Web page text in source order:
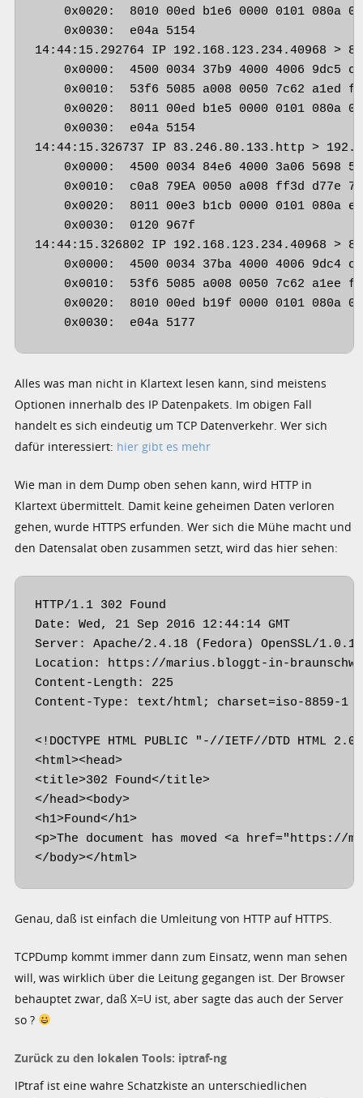
0x0020:  8010 00ed b1e6 0000 0101
0x0030:  e04a 5154
14:44:15.292764 IP 192.168.123.234.40968
0x0000:  4500 0034 37b9 4000 4006 9dc5
0x0010:  53f6 5085 a008 0050 7c62 a1ed
0x0020:  8011 00ed b1e5 0000 0101
0x0030:  e04a 5154
14:44:15.326737 IP 83.246.80.133.http >
0x0000:  4500 0034 84e6 4000 3a06 5698
0x0010:  c0a8 79EA 0050 a008 ff3d d77e
0x0020:  8011 00e3 b1cb 0000 0101
0x0030:  0120 967f
14:44:15.326802 IP 192.168.123.234.40968
0x0000:  4500 0034 37ba 4000 4006 9dc4
0x0010:  53f6 5085 a008 0050 7c62
0x0020:  8010 00ed b19f 0000 0101
0x0030:  e04a 5177
Alles was man nicht in Klartext lesen kann, sind meistens
Optionen innerhalb des IP Datenpakets. Im obigen Fall
handelt es sich eindeutig um TCP Datenverkehr. Wer sich
dafür interessiert: hier gibt es mehr
Wie man in dem Dump oben sehen kann, wird HTTP in
Klartext übermittelt. Damit keine geheimen Daten verloren
gehen, wurde HTTPS erfunden. Wer sich die Mühe macht und
den Datensalat oben zusammen setzt, wird das hier sehen:
HTTP/1.1 302 Found
Date: Wed, 21 Sep 2016 12:44:14 GMT
Server: Apache/2.4.18 (Fedora) OpenSSL/
Location: https://marius.bloggt-in-
Content-Length: 225
Content-Type: text/html; charset=iso-8859-1
<!DOCTYPE HTML PUBLIC "-//IETF//DTD HTML
<html><head>
<title>302 Found</title>
</head><body>
<h1>Found</h1>
<p>The document has moved <a href="https://
</body></html>
Genau, daß ist einfach die Umleitung von HTTP auf HTTPS.
TCPDump kommt immer dann zum Einsatz, wenn man sehen
will, was wirklich über die Leitung gegangen ist. Der Browser
behauptet zwar, daß X=U ist, aber sagte das auch der Server
so ?
Zurück zu den lokalen Tools: iptraf-ng
IPtraf ist eine wahre Schatzkiste an unterschiedlichen